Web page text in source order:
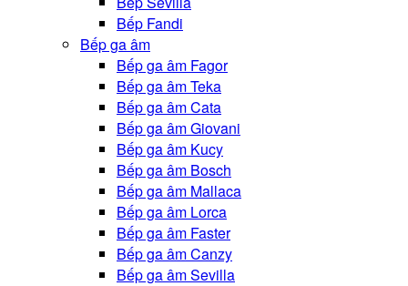
Bếp Fandi
Bếp ga âm
Bếp ga âm Fagor
Bếp ga âm Teka
Bếp ga âm Cata
Bếp ga âm Giovani
Bếp ga âm Kucy
Bếp ga âm Bosch
Bếp ga âm Mallaca
Bếp ga âm Lorca
Bếp ga âm Faster
Bếp ga âm Canzy
Bếp ga âm Sevilla